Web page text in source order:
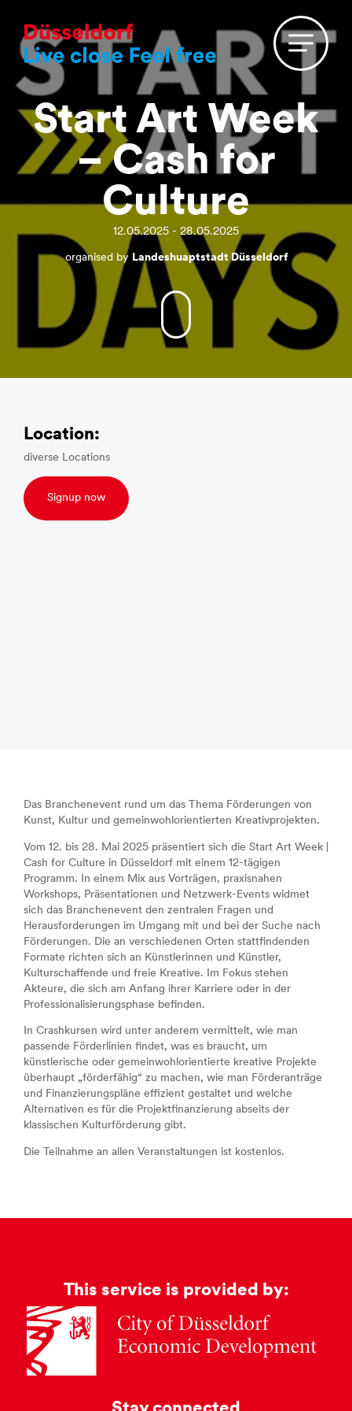
Start Art Week
– Cash for
Culture
12.05.2025 - 28.05.2025
organised by Landeshuaptstadt Düsseldorf
Location:
diverse Locations
Signup now
Das Branchenevent rund um das Thema Förderungen von
Kunst, Kultur und gemeinwohlorientierten Kreativprojekten.
Vom 12. bis 28. Mai 2025 präsentiert sich die Start Art Week |
Cash for Culture in Düsseldorf mit einem 12-tägigen
Programm. In einem Mix aus Vorträgen, praxisnahen
Workshops, Präsentationen und Netzwerk-Events widmet
sich das Branchenevent den zentralen Fragen und
Herausforderungen im Umgang mit und bei der Suche nach
Förderungen. Die an verschiedenen Orten stattfindenden
Formate richten sich an Künstlerinnen und Künstler,
Kulturschaffende und freie Kreative. Im Fokus stehen
Akteure, die sich am Anfang ihrer Karriere oder in der
Professionalisierungsphase befinden.
In Crashkursen wird unter anderem vermittelt, wie man
passende Förderlinien findet, was es braucht, um
künstlerische oder gemeinwohlorientierte kreative Projekte
überhaupt „förderfähig“ zu machen, wie man Förderanträge
und Finanzierungspläne effizient gestaltet und welche
Alternativen es für die Projektfinanzierung abseits der
klassischen Kulturförderung gibt.
Die Teilnahme an allen Veranstaltungen ist kostenlos.
This service is provided by: